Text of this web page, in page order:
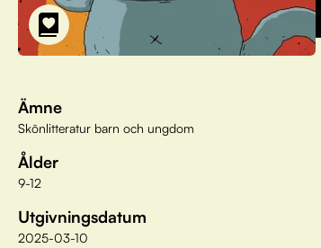
Ämne
Skönlitteratur barn och ungdom
Ålder
9-12
Utgivningsdatum
2025-03-10